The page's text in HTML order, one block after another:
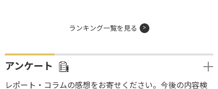
ランキング一覧を見る
アンケート
レポート・コラムの感想をお寄せください。今後の内容検